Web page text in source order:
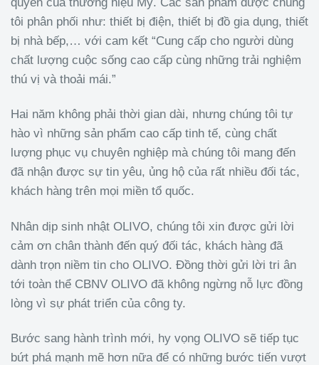
quyền của thương hiệu Mỹ. Các sản phẩm được chúng
tôi phân phối như: thiết bị điện, thiết bị đồ gia dụng, thiết
bị nhà bếp,… với cam kết “Cung cấp cho người dùng
chất lượng cuộc sống cao cấp cùng những trải nghiệm
thú vị và thoải mái.”
Hai năm không phải thời gian dài, nhưng chúng tôi tự
hào vì những sản phẩm cao cấp tinh tế, cùng chất
lượng phục vụ chuyên nghiệp mà chúng tôi mang đến
đã nhận được sự tin yêu, ủng hộ của rất nhiều đối tác,
khách hàng trên mọi miền tổ quốc.
Nhân dịp sinh nhật OLIVO, chúng tôi xin được gửi lời
cảm ơn chân thành đến quý đối tác, khách hàng đã
dành trọn niềm tin cho OLIVO. Đồng thời gửi lời tri ân
tới toàn thể CBNV OLIVO đã không ngừng nỗ lực đồng
lòng vì sự phát triển của công ty.
Bước sang hành trình mới, hy vọng OLIVO sẽ tiếp tục
bứt phá mạnh mẽ hơn nữa để có những bước tiến vượt